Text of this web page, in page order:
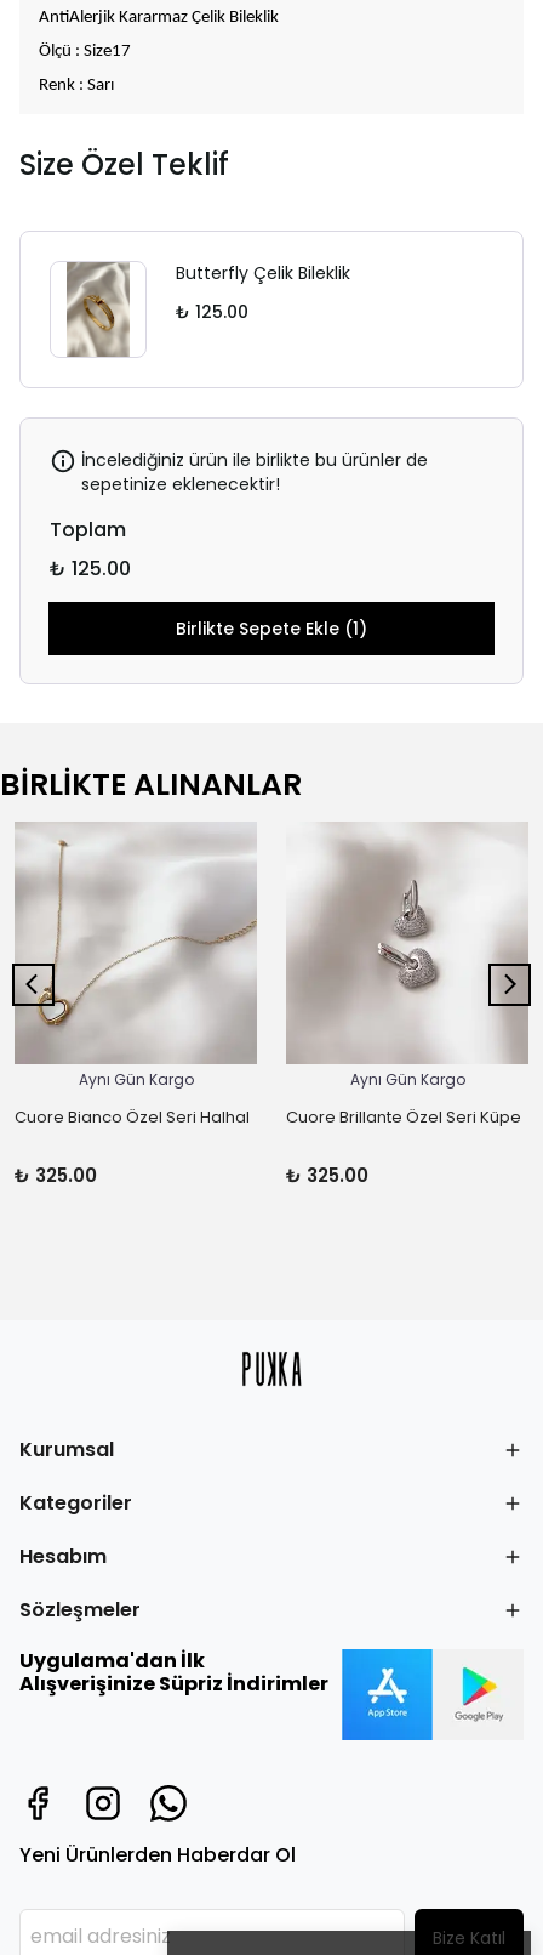
AntiAlerjik Kararmaz Çelik Bileklik
Ölçü : Size17
Renk : Sarı
Size Özel Teklif
Butterfly Çelik Bileklik
₺ 125.00
İncelediğiniz ürün ile birlikte bu ürünler de
sepetinize eklenecektir!
Toplam
₺ 125.00
Birlikte Sepete Ekle (1)
BİRLİKTE ALINANLAR
Aynı Gün Kargo
Cuore Bianco Özel Seri Halhal
₺ 325.00
Aynı Gün Kargo
Cuore Brillante Özel Seri Küpe
₺ 325.00
Kurumsal
Kategoriler
Hesabım
Sözleşmeler
Uygulama'dan İlk
Alışverişinize Süpriz İndirimler
Yeni Ürünlerden Haberdar Ol
Bize Katıl